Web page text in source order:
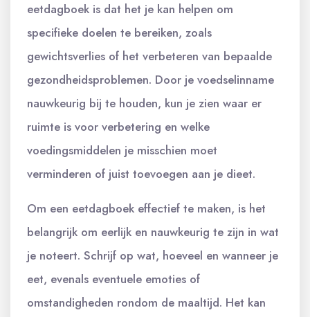
eetdagboek is dat het je kan helpen om
specifieke doelen te bereiken, zoals
gewichtsverlies of het verbeteren van bepaalde
gezondheidsproblemen. Door je voedselinname
nauwkeurig bij te houden, kun je zien waar er
ruimte is voor verbetering en welke
voedingsmiddelen je misschien moet
verminderen of juist toevoegen aan je dieet.
Om een eetdagboek effectief te maken, is het
belangrijk om eerlijk en nauwkeurig te zijn in wat
je noteert. Schrijf op wat, hoeveel en wanneer je
eet, evenals eventuele emoties of
omstandigheden rondom de maaltijd. Het kan